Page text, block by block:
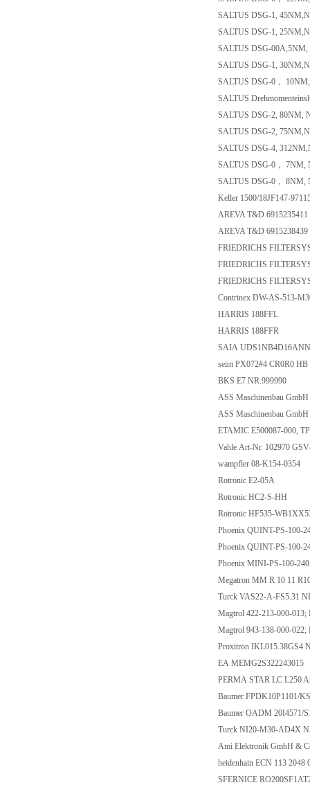
SALTUS DSG-1,
SALTUS DSG-1,
SALTUS DSG-00A,5NM,
SALTUS DSG-1,
SALTUS DSG-0，
SALTUS
SALTUS DSG-2, 80NM,
SALTUS DSG-2,
SALTUS DSG-4,
SALTUS DSG-0， 7NM,
SALTUS DSG-0， 8NM,
Keller 1500/18JF147-
AREVA T&D 6915235411
AREVA T&D
FRIEDRICHS
FRIEDRICHS
FRIEDRICHS
Contrinex DW-AS-513-
HARRIS 188FFL
HARRIS 188FFR
SAIA
seim PX072#4 CR0R0
BKS E7 NR.999990
ASS Maschinenbau
ASS Maschinenbau
ETAMIC E500087-000,
Vahle Art-Nr. 102970
wampfler 08-K154-0354
Rotronic E2-05A
Rotronic HC2-S-HH
Rotronic HF535-
Phoenix QUINT-PS-100-
Phoenix QUINT-PS-100-
Phoenix MINI-PS-100-
Megatron MM R 10 11
Turck VAS22-A-FS5.31
Magtrol 422-213-000-
Magtrol 943-138-000-
Proxitron IKL015.38GS4
EA MEMG2S322243015
PERMA STAR LC L250
Baumer FPDK10P1101/
Baumer OADM 20I4571/
Turck NI20-M30-AD4X
Ami Elektronik GmbH &
heidenhain ECN 113
SFERNICE